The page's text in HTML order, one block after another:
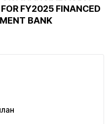
FY2025 FINANCED
BANK